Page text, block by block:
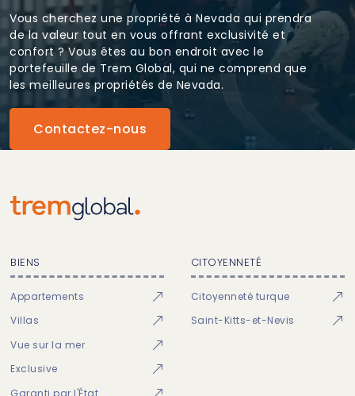
Vous cherchez une propriété à Nevada qui prendra
de la valeur tout en vous offrant exclusivité et
confort ? Vous êtes au bon endroit avec le
portefeuille de Trem Global, qui ne comprend que
les meilleures propriétés de Nevada.
Contactez-nous
BIENS
Appartements
Villas
Vue sur la mer
Exclusive
Garanti par l'État
CITOYENNETÉ
Citoyenneté turque
Saint-Kitts-et-Nevis